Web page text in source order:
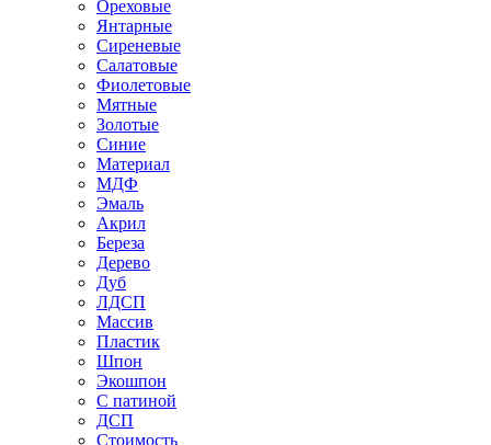
Ореховые
Янтарные
Сиреневые
Салатовые
Фиолетовые
Мятные
Золотые
Синие
Материал
МДФ
Эмаль
Акрил
Береза
Дерево
Дуб
ЛДСП
Массив
Пластик
Шпон
Экошпон
С патиной
ДСП
Стоимость